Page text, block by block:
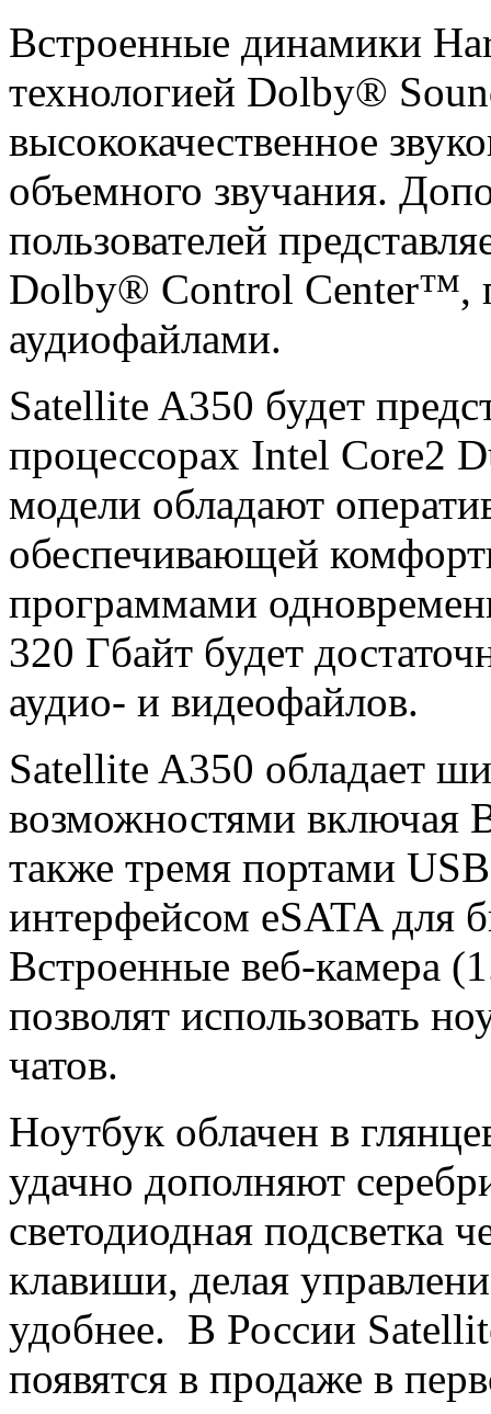
Встроенные динамики
технологией Dolby®
высококачественное
объемного звучания.
пользователей
Dolby® Control Center™,
аудиофайлами.
Satellite A350 будет
процессорах Intel Core2
модели обладают
обеспечивающей
программами
320 Гбайт будет
аудио- и видеофайлов.
Satellite A350 обладает
возможностями включая
также тремя портами
интерфейсом eSATA для
Встроенные веб-камера
позволят использовать
чатов.
Ноутбук облачен в
удачно дополняют
светодиодная подсветка
клавиши, делая
удобнее. В России
появятся в продаже в